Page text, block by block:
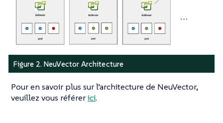
Figure 2. NeuVector Architecture
Pour en savoir plus sur l’architecture de NeuVector,
veuillez vous référerici.